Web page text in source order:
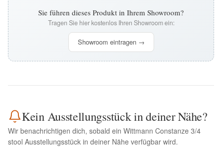
Sie führen dieses Produkt in Ihrem Showroom?
Tragen Sie hier kostenlos Ihren Showroom ein:
Showroom eintragen →
Kein Ausstellungsstück in deiner Nähe?
Wir benachrichtigen dich, sobald ein Wittmann Constanze 3/4
stool Ausstellungsstück in deiner Nähe verfügbar wird.